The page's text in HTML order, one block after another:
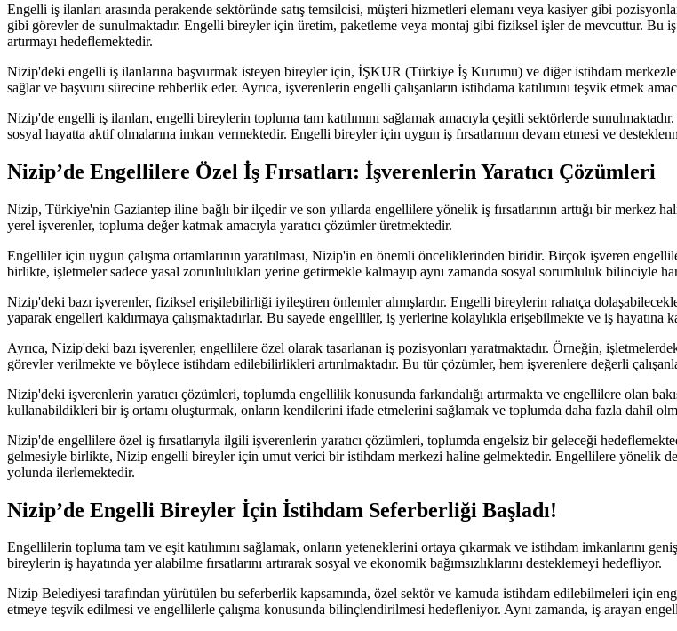
Engelli iş ilanları arasında perakende sektöründe satış temsilcisi, müşteri hizmetleri elemanı veya kasiyer gibi
gibi görevler de sunulmaktadır. Engelli bireyler için üretim, paketleme veya montaj gibi fiziksel işler de mevcuttur. Bu iş
artırmayı hedeflemektedir.
Nizip'deki engelli iş ilanlarına başvurmak isteyen bireyler için, İŞKUR (Türkiye İş Kurumu) ve diğer istihdam
sağlar ve başvuru sürecine rehberlik eder. Ayrıca, işverenlerin engelli çalışanların istihdama katılımını teşvik etmek
Nizip'de engelli iş ilanları, engelli bireylerin topluma tam katılımını sağlamak amacıyla çeşitli sektörlerde
sosyal hayatta aktif olmalarına imkan vermektedir. Engelli bireyler için uygun iş fırsatlarının devam etmesi ve
Nizip’de Engellilere Özel İş Fırsatları: İşverenlerin Yaratıcı Çözümleri
Nizip, Türkiye'nin Gaziantep iline bağlı bir ilçedir ve son yıllarda engellilere yönelik iş fırsatlarının arttığı bir merkez
yerel işverenler, topluma değer katmak amacıyla yaratıcı çözümler üretmektedir.
Engelliler için uygun çalışma ortamlarının yaratılması, Nizip'in en önemli önceliklerinden biridir. Birçok işveren
birlikte, işletmeler sadece yasal zorunlulukları yerine getirmekle kalmayıp aynı zamanda sosyal sorumluluk bilinciyle
Nizip'deki bazı işverenler, fiziksel erişilebilirliği iyileştiren önlemler almışlardır. Engelli bireylerin rahatça
yaparak engelleri kaldırmaya çalışmaktadırlar. Bu sayede engelliler, iş yerlerine kolaylıkla erişebilmekte ve iş hayatına
Ayrıca, Nizip'deki bazı işverenler, engellilere özel olarak tasarlanan iş pozisyonları yaratmaktadır. Örneğin,
görevler verilmekte ve böylece istihdam edilebilirlikleri artırılmaktadır. Bu tür çözümler, hem işverenlere değerli
Nizip'deki işverenlerin yaratıcı çözümleri, toplumda engellilik konusunda farkındalığı artırmakta ve engellilere olan
kullanabildikleri bir iş ortamı oluşturmak, onların kendilerini ifade etmelerini sağlamak ve toplumda daha fazla dahil
Nizip'de engellilere özel iş fırsatlarıyla ilgili işverenlerin yaratıcı çözümleri, toplumda engelsiz bir geleceği
gelmesiyle birlikte, Nizip engelli bireyler için umut verici bir istihdam merkezi haline gelmektedir. Engellilere yönelik
yolunda ilerlemektedir.
Nizip’de Engelli Bireyler İçin İstihdam Seferberliği Başladı!
Engellilerin topluma tam ve eşit katılımını sağlamak, onların yeteneklerini ortaya çıkarmak ve istihdam imkanlarını
bireylerin iş hayatında yer alabilme fırsatlarını artırarak sosyal ve ekonomik bağımsızlıklarını desteklemeyi hedefliyor.
Nizip Belediyesi tarafından yürütülen bu seferberlik kapsamında, özel sektör ve kamuda istihdam edilebilmeleri için
etmeye teşvik edilmesi ve engellilerle çalışma konusunda bilinçlendirilmesi hedefleniyor. Aynı zamanda, iş arayan